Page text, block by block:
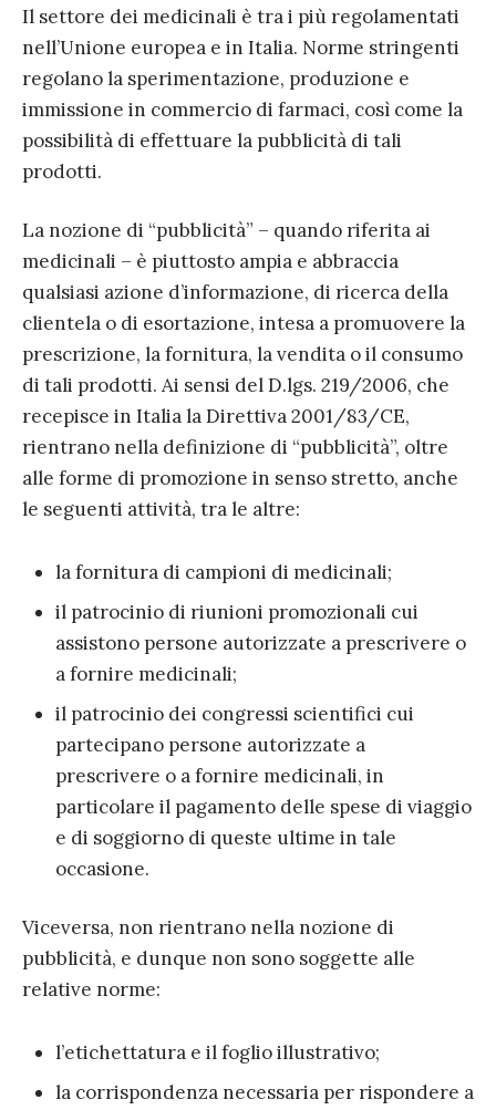
Il settore dei medicinali è tra i più regolamentati
nell’Unione europea e in Italia. Norme stringenti
regolano la sperimentazione, produzione e
immissione in commercio di farmaci, così come la
possibilità di effettuare la pubblicità di tali
prodotti.
La nozione di “pubblicità” – quando riferita ai
medicinali – è piuttosto ampia e abbraccia
qualsiasi azione d’informazione, di ricerca della
clientela o di esortazione, intesa a promuovere la
prescrizione, la fornitura, la vendita o il consumo
di tali prodotti. Ai sensi del D.lgs. 219/2006, che
recepisce in Italia la Direttiva 2001/83/CE,
rientrano nella definizione di “pubblicità”, oltre
alle forme di promozione in senso stretto, anche
le seguenti attività, tra le altre:
la fornitura di campioni di medicinali;
il patrocinio di riunioni promozionali cui
assistono persone autorizzate a prescrivere o
a fornire medicinali;
il patrocinio dei congressi scientifici cui
partecipano persone autorizzate a
prescrivere o a fornire medicinali, in
particolare il pagamento delle spese di viaggio
e di soggiorno di queste ultime in tale
occasione.
Viceversa, non rientrano nella nozione di
pubblicità, e dunque non sono soggette alle
relative norme:
l’etichettatura e il foglio illustrativo;
la corrispondenza necessaria per rispondere a